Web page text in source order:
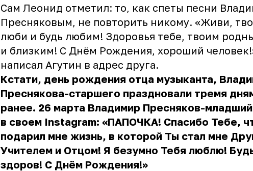
Сам Леонид отметил: то, как спеты песни
Пресняковым, не повторить никому. «Живи,
люби и будь любим! Здоровья тебе, твоим
и близким! С Днём Рождения, хороший
написал Агутин в адрес друга.
Кстати, день рождения отца музыканта,
Преснякова-старшего праздновали тремя
ранее. 26 марта Владимир Пресняков-
в своем Instagram: «ПАПОЧКА! Спасибо Тебе,
подарил мне жизнь, в которой Ты стал мне
Учителем и Отцом! Я безумно Тебя люблю!
здоров! С Днём Рождения!»